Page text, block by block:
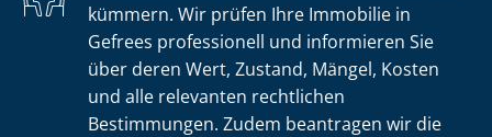
kümmern. Wir prüfen Ihre Immobilie in
Gefrees professionell und informieren Sie
über deren Wert, Zustand, Mängel, Kosten
und alle relevanten rechtlichen
Bestimmungen. Zudem beantragen wir die